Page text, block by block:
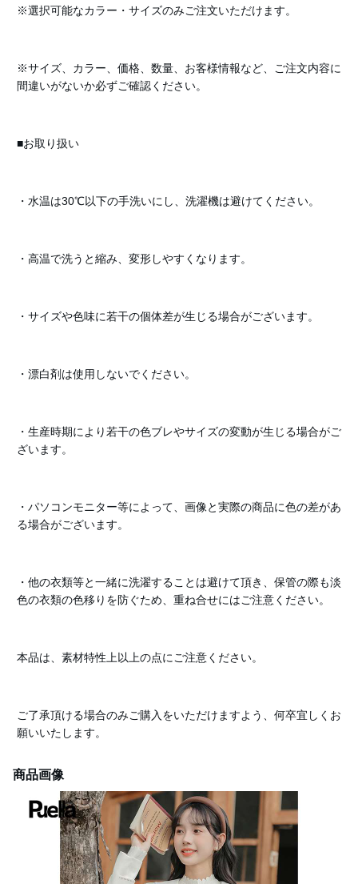
※選択可能なカラー・サイズのみご注文いただけます。
※サイズ、カラー、価格、数量、お客様情報など、ご注文内容に
間違いがないか必ずご確認ください。
■お取り扱い
・水温は30℃以下の手洗いにし、洗濯機は避けてください。
・高温で洗うと縮み、変形しやすくなります。
・サイズや色味に若干の個体差が生じる場合がございます。
・漂白剤は使用しないでください。
・生産時期により若干の色ブレやサイズの変動が生じる場合がご
ざいます。
・パソコンモニター等によって、画像と実際の商品に色の差があ
る場合がございます。
・他の衣類等と一緒に洗濯することは避けて頂き、保管の際も淡
色の衣類の色移りを防ぐため、重ね合せにはご注意ください。
本品は、素材特性上以上の点にご注意ください。
ご了承頂ける場合のみご購入をいただけますよう、何卒宜しくお
願いいたします。
商品画像